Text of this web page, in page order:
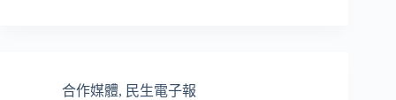
合作媒體, 民生電子報